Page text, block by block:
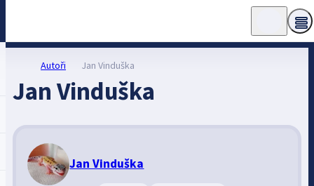
Autoři Jan Vinduška
Jan Vinduška
Jan Vinduška